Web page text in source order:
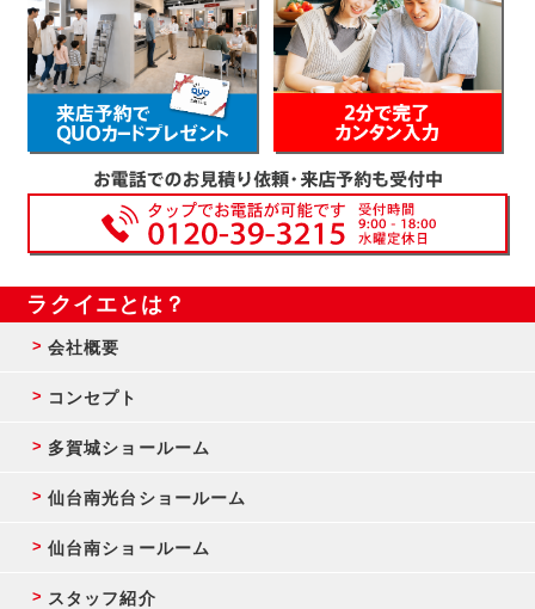
ラクイエとは？
会社概要
コンセプト
多賀城ショールーム
仙台南光台ショールーム
仙台南ショールーム
スタッフ紹介